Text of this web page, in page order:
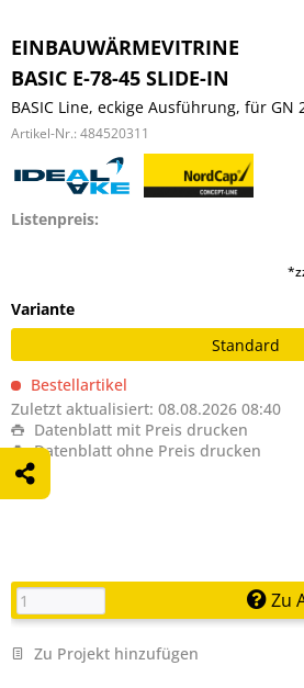
EINBAUWÄRMEVITRINE
BASIC E-78-45 SLIDE-IN
BASIC Line, eckige Ausführung, für GN
Artikel-Nr.: 484520311
Listenpreis:
Variante
Standard
Bestellartikel
Zuletzt aktualisiert: 08.08.2026 08:40
Datenblatt mit Preis drucken
Datenblatt ohne Preis drucken
Zu
Zu Projekt hinzufügen